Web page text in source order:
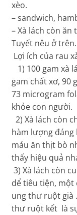
xèo.
– sandwich,
– Xà lách còn
Tuyết nêu ở trên.
Lợi ích của rau
1) 100 gam xà
gam chất xơ, 90
73 microgram
khỏe con người.
2) Xà lách còn
hàm lượng
máu ăn thịt bò
thấy hiệu quả
3) Xà lách còn
dể tiêu tiện,
ung thư ruột già
thư ruột kết là